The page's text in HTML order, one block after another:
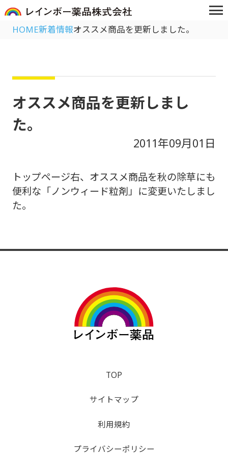
HOME新着情報オススメ商品を更新しました。
オススメ商品を更新しまし
た。
2011年09月01日
トップページ右、オススメ商品を秋の除草にも
便利な「ノンウィード粒剤」に変更いたしまし
た。
TOP
サイトマップ
利用規約
プライバシーポリシー